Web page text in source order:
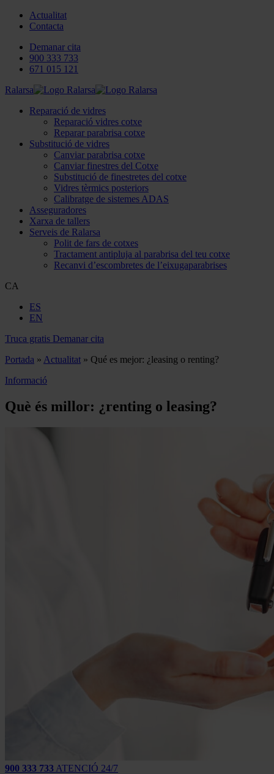
Actualitat
Contacta
Demanar cita
900 333 733
671 015 121
Ralarsa
Reparació de vidres
Reparació vidres cotxe
Reparar parabrisa cotxe
Substitució de vidres
Canviar parabrisa cotxe
Canviar finestres del Cotxe
Substitució de finestretes del cotxe
Vidres tèrmics posteriors
Calibratge de sistemes ADAS
Asseguradores
Xarxa de tallers
Serveis de Ralarsa
Polit de fars de cotxes
Tractament antipluja al parabrisa del teu cotxe
Recanvi d’escombretes de l’eixugaparabrises
CA
ES
EN
Truca gratis Demanar cita
Portada » Actualitat » Qué es mejor: ¿leasing o renting?
Informació
Què és millor: ¿renting o leasing?
900 333 733 ATENCIÓ 24/7